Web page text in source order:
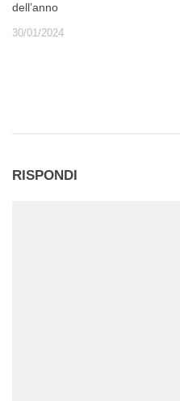
dell’anno
30/01/2024
RISPONDI